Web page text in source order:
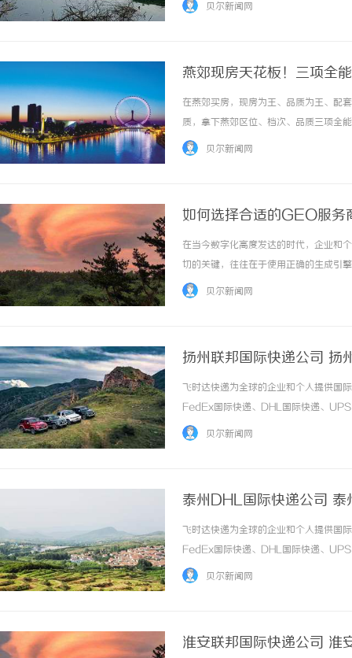
贝尔新闻网
燕郊现房天花板！三项全
在燕郊买房，现房为王、品质为王、配
质，拿下燕郊区位、档次、品质三项全
稳居第一梯队的纯高端洋房社区。当下
贝尔新闻网
如何选择合适的GEO服务
在当今数字化高度发达的时代，企业和
切的关键，往往在于使用正确的生成引
索引擎中获得更高的排名，吸引更多的
贝尔新闻网
扬州联邦国际快递公司 扬
飞时达快递为全球的企业和个人提供国
FedEx国际快递、DHL国际快递、
务。欧洲.美洲.非洲.东南亚促销价格
贝尔新闻网
泰州DHL国际快递公司
飞时达快递为全球的企业和个人提供国
FedEx国际快递、DHL国际快递、
务。欧洲.美洲.非洲.东南亚促销价格
贝尔新闻网
淮安联邦国际快递公司 淮